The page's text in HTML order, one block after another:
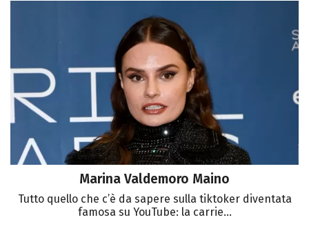
Marina Valdemoro Maino
Tutto quello che c’è da sapere sulla tiktoker diventata
famosa su YouTube: la carrie...